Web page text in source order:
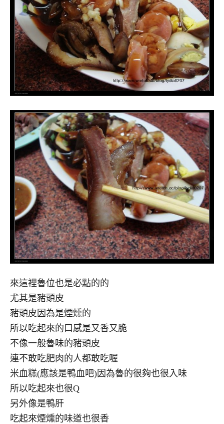
來這裡魯位也是必點的的
尤其是豬頭皮
豬頭皮因為是煙燻的
所以吃起來的口感是又香又脆
不像一般魯味的豬頭皮
連不敢吃肥肉的人都敢吃喔
米血糕(應該是鴨血吧)因為魯的很夠也很入味
所以吃起來也很Q
另外像是鴨肝
吃起來煙燻的味道也很香